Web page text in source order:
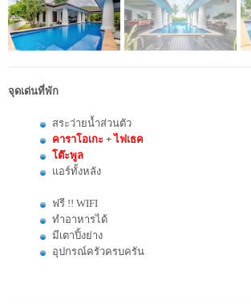
จุดเด่นที่พัก
สระว่ายน้ำส่วนตัว
คาราโอเกะ + ไฟเธค
โต๊ะพูล
แอร์ทั้งหลัง
ฟรี !! WIFI
ทำอาหารได้
มีเตาปิ้งย่าง
อุปกรณ์ครัวครบครัน